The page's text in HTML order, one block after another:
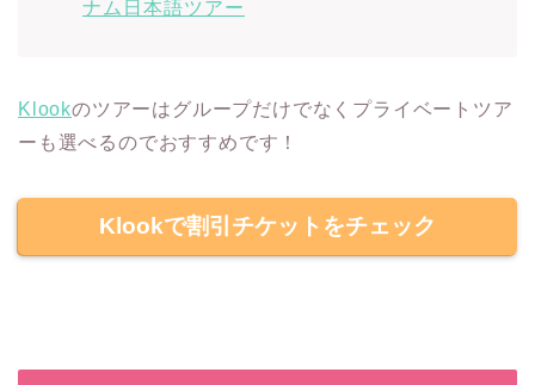
ナム日本語ツアー
Klookのツアーはグループだけでなくプライベートツア
ーも選べるのでおすすめです！
Klookで割引チケットをチェック